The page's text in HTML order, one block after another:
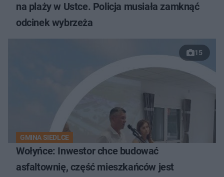
na plaży w Ustce. Policja musiała zamknąć
odcinek wybrzeża
15
GMINA SIEDLCE
Wołyńce: Inwestor chce budować
asfaltownię, część mieszkańców jest